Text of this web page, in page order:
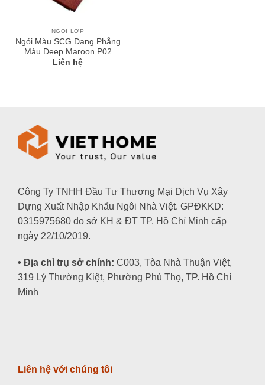
NGÓI LỢP
Ngói Màu SCG Dạng Phẳng
Màu Deep Maroon P02
Liên hệ
Công Ty TNHH Đầu Tư Thương Mại Dịch Vụ Xây
Dựng Xuất Nhập Khẩu Ngôi Nhà Việt. GPĐKKD:
0315975680 do sở KH & ĐT TP. Hồ Chí Minh cấp
ngày 22/10/2019.
• Địa chỉ trụ sở chính: C003, Tòa Nhà Thuận Việt,
319 Lý Thường Kiệt, Phường Phú Thọ, TP. Hồ Chí
Minh
Liên hệ với chúng tôi